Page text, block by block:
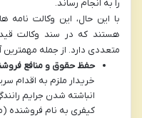
را به انجام رساند.
با این حال، این وکالت
هستند که در سند وکالت
متعددی دارد. از جمله مهمترین
حفظ حقوق و منافع
خریدار ملزم به اقدام
انباشته شدن جرایم
کیفری به نام فروشنده